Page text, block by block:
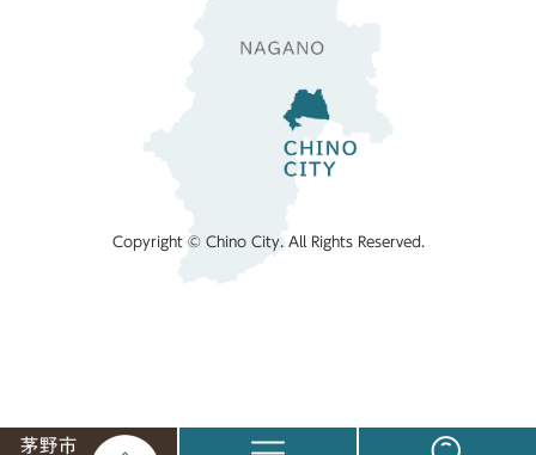
Copyright © Chino City. All Rights Reserved.